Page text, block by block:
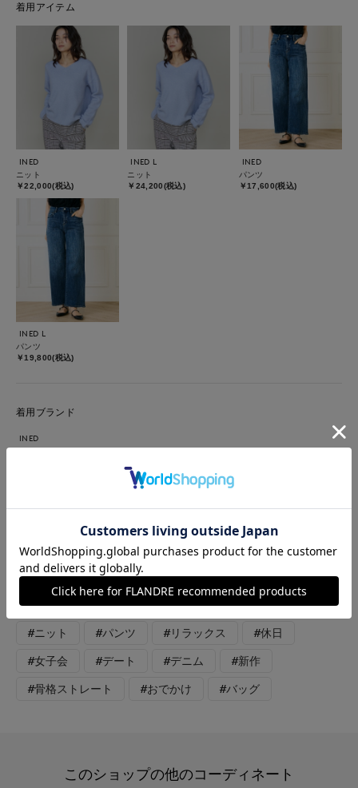
着用アイテム
INED
ニット
￥22,000(税込)
INED L
ニット
￥24,200(税込)
INED
パンツ
￥17,600(税込)
INED L
パンツ
￥19,800(税込)
着用ブランド
INED
【着用アイテム】すべて9号 【着用カラー】ニット:サックス パ
ンツ:インディゴ ニット×デニムのシンプルなスタイリングを格
上げしてくれる、ラクーンのニット。ラクーンならではの柔らか
い毛足のふんわりニット。存在感があり高見えするので、シンプ
ルなデニムコーデも一気におしゃれにしてくれます。
#ニット #パンツ #リラックス #休日
#女子会 #デート #デニム #新作
#骨格ストレート #おでかけ #バッグ
このショップの他のコーディネート